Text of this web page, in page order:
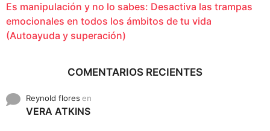
Es manipulación y no lo sabes: Desactiva las trampas
emocionales en todos los ámbitos de tu vida
(Autoayuda y superación)
COMENTARIOS RECIENTES
Reynold flores en
VERA ATKINS